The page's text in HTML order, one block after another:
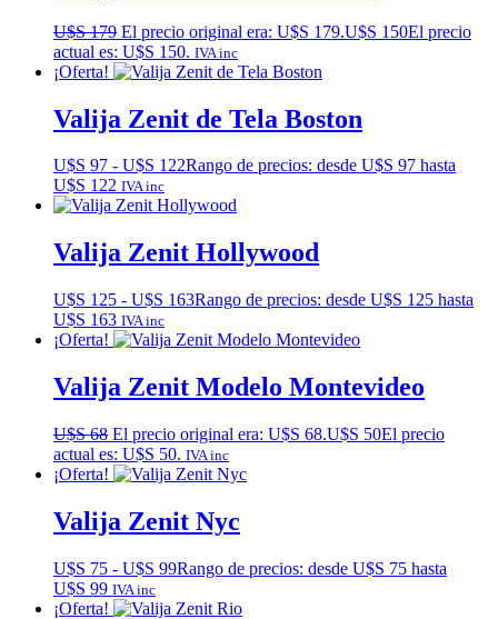
U$S179 El precio original era: U$S 179.U$S 150El precio
actual es: U$S 150. IVA inc
¡Oferta!
Valija Zenit de Tela Boston
U$S 97 - U$S 122Rango de precios: desde U$S 97 hasta
U$S 122 IVA inc
Valija Zenit Hollywood
U$S 125 - U$S 163Rango de precios: desde U$S 125 hasta
U$S 163 IVA inc
¡Oferta!
Valija Zenit Modelo Montevideo
U$S68 El precio original era: U$S 68.U$S 50El precio
actual es: U$S 50. IVA inc
¡Oferta!
Valija Zenit Nyc
U$S 75 - U$S 99Rango de precios: desde U$S 75 hasta
U$S 99 IVA inc
¡Oferta!